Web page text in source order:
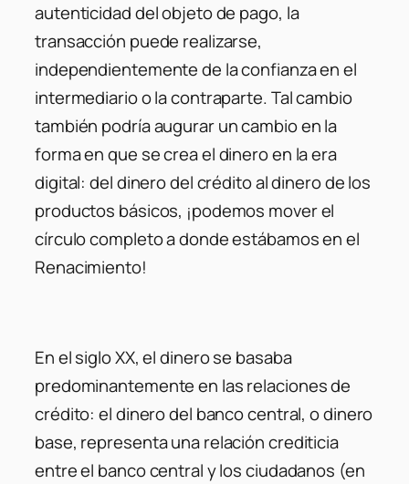
autenticidad del objeto de pago, la
transacción puede realizarse,
independientemente de la confianza en el
intermediario o la contraparte. Tal cambio
también podría augurar un cambio en la
forma en que se crea el dinero en la era
digital: del dinero del crédito al dinero de los
productos básicos, ¡podemos mover el
círculo completo a donde estábamos en el
Renacimiento!
En el siglo XX, el dinero se basaba
predominantemente en las relaciones de
crédito: el dinero del banco central, o dinero
base, representa una relación crediticia
entre el banco central y los ciudadanos (en